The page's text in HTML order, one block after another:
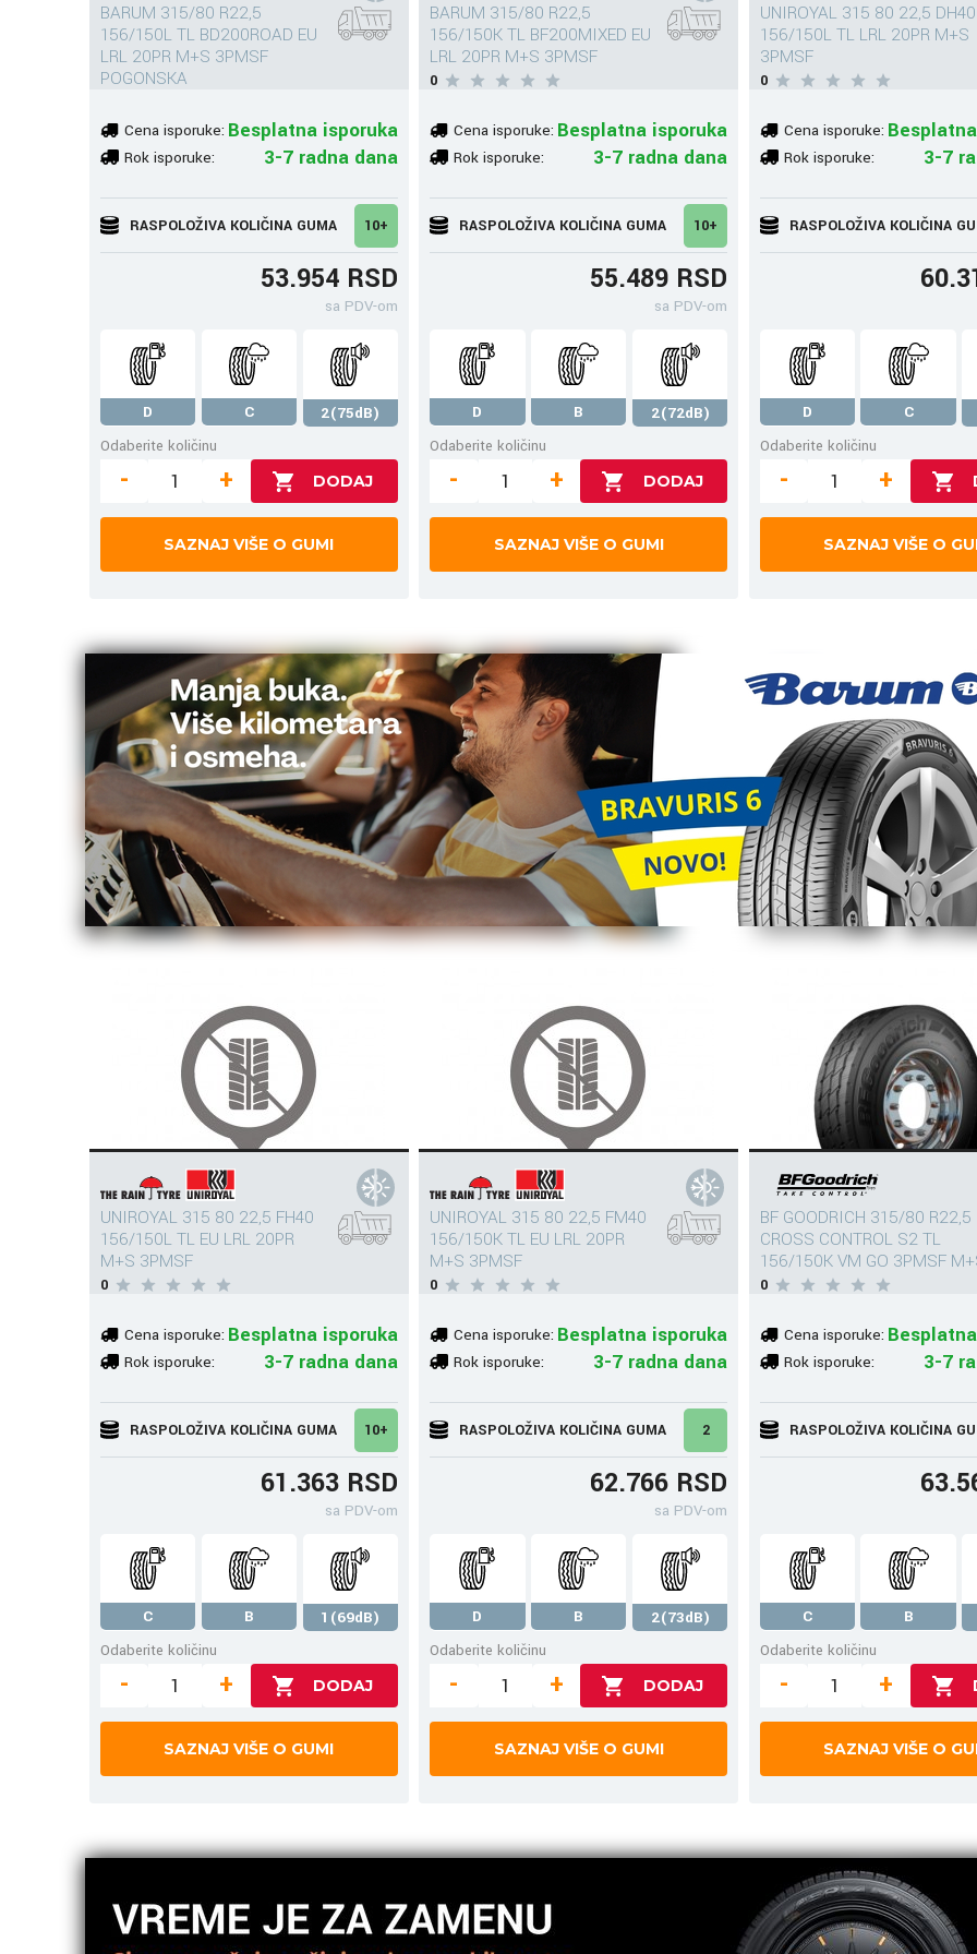
BARUM 315/80 R22,5
156/150L TL BD200ROAD EU
LRL 20PR M+S 3PMSF
POGONSKA
Cena isporuke: Besplatna isporuka
Rok isporuke: 3-7 radna dana
RASPOLOŽIVA KOLIČINA GUMA 10+
53.954 RSD
sa PDV-om
D C
2(75dB)
Odaberite količinu
- +
SAZNAJ VIŠE O GUMI
BARUM 315/80 R22,5
156/150K TL BF200MIXED EU
LRL 20PR M+S 3PMSF
0
Cena isporuke: Besplatna isporuka
Rok isporuke: 3-7 radna dana
RASPOLOŽIVA KOLIČINA GUMA 10+
55.489 RSD
sa PDV-om
D B
2(72dB)
Odaberite količinu
- +
SAZNAJ VIŠE O GUMI
UNIROYAL 315 80 22,5 DH40
156/150L TL LRL 20PR M+S
3PMSF
0
Cena isporuke:
Rok isporuke: 3-7
RASPOLOŽIVA KOLIČINA
D
C
Odaberite količinu
- +
SAZNAJ VIŠE O
UNIROYAL 315 80 22,5 FH40
156/150L TL EU LRL 20PR
M+S 3PMSF
0
Cena isporuke: Besplatna isporuka
Rok isporuke: 3-7 radna dana
RASPOLOŽIVA KOLIČINA GUMA 10+
61.363 RSD
sa PDV-om
C B
1(69dB)
Odaberite količinu
- +
SAZNAJ VIŠE O GUMI
UNIROYAL 315 80 22,5 FM40
156/150K TL EU LRL 20PR
M+S 3PMSF
0
Cena isporuke: Besplatna isporuka
Rok isporuke: 3-7 radna dana
RASPOLOŽIVA KOLIČINA GUMA 2
62.766 RSD
sa PDV-om
D B
2(73dB)
Odaberite količinu
- +
SAZNAJ VIŠE O GUMI
BF GOODRICH 315/80 R22,5
CROSS CONTROL S2 TL
156/150K VM GO 3PMSF
0
Cena isporuke:
Rok isporuke: 3-7
RASPOLOŽIVA KOLIČINA
C
B
Odaberite količinu
- +
SAZNAJ VIŠE O